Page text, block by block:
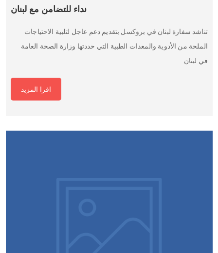
نداء للتضامن مع لبنان
تناشد سفارة لبنان في بروكسل بتقديم دعم عاجل لتلبية الاحتياجات
الملحة من الأدوية والمعدات الطبية التي حددتها وزارة الصحة العامة
في لبنان
اقرا المزيد